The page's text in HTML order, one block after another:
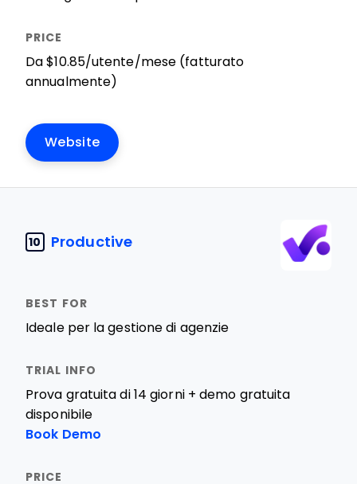
Da $10.85/utente/mese (fatturato
annualmente)
Website
10 Productive
Ideale per la gestione di agenzie
Prova gratuita di 14 giorni + demo gratuita
disponibile
Book Demo